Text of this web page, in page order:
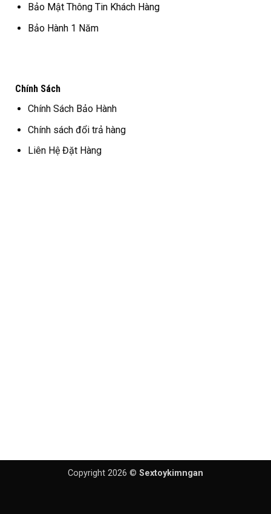
Bảo Mật Thông Tin Khách Hàng
Bảo Hành 1 Năm
Chính Sách
Chính Sách Bảo Hành
Chính sách đổi trả hàng
Liên Hệ Đặt Hàng
Copyright 2026 © Sextoykimngan